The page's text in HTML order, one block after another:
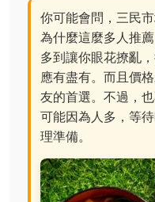
你可能會問，三民
為什麼這麼多人推
多到讓你眼花撩亂
應有盡有。而且價
友的首選。不過，
可能因為人多，等
理準備。